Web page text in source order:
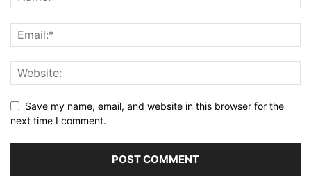
Save my name, email, and website in this browser for the
next time I comment.